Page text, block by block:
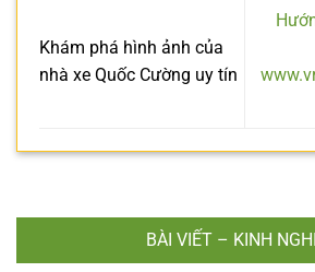
Khám phá hình ảnh của
nhà xe Quốc Cường uy tín
BÀI VIẾT – KINH